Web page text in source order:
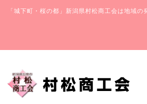
「城下町・桜の都」新潟県村松商工会は地域の